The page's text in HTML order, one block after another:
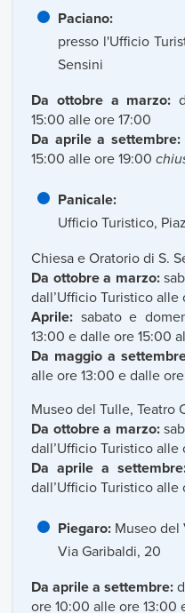
Paciano:
presso l'Ufficio
Sensini
Da ottobre a marzo:
15:00 alle ore 17:00
Da aprile a settembre:
15:00 alle ore 19:00
Panicale:
Ufficio Turistico,
Chiesa e Oratorio di S.
Da ottobre a marzo:
dall’Ufficio Turistico alle
Aprile: sabato e
13:00 e dalle ore 15:00
Da maggio a
alle ore 13:00 e dalle
Museo del Tulle, Teatro
Da ottobre a marzo:
dall’Ufficio Turistico alle
Da aprile a
dall’Ufficio Turistico alle
Piegaro: Museo del
Via Garibaldi, 20
Da aprile a settembre:
ore 10:00 alle ore 13:00